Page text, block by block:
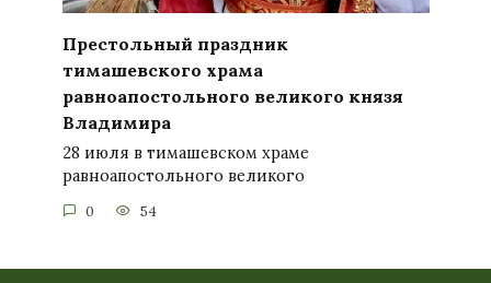
Престольный праздник
тимашевского храма
равноапостольного великого князя
Владимира
28 июля в тимашевском храме
равноапостольного великого
0 54